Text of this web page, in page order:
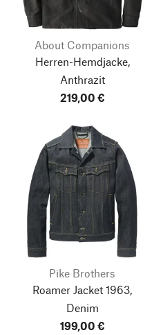
About Companions
Herren-Hemdjacke,
Anthrazit
219,00 €
Pike Brothers
Roamer Jacket 1963,
Denim
199,00 €